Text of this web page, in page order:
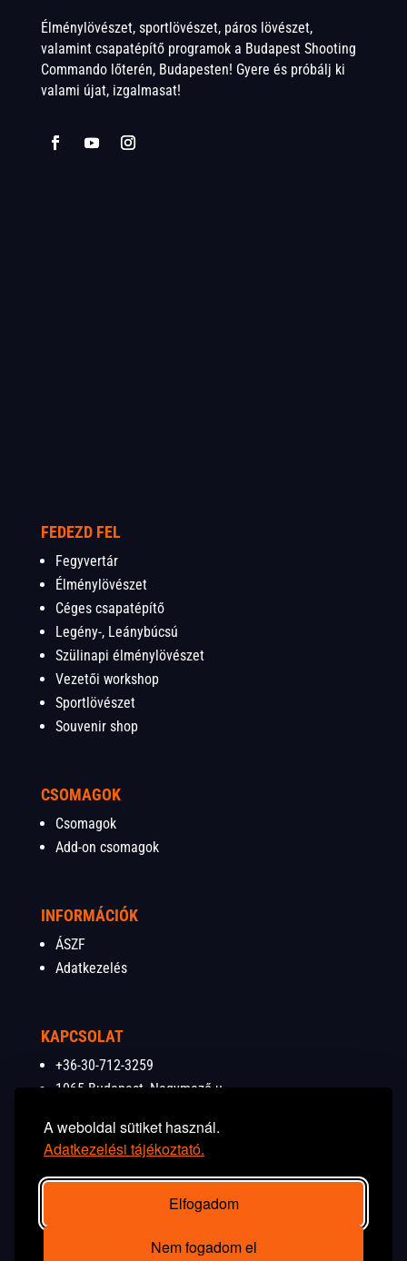
A weboldal sütiket használ.
Adatkezelési tájékoztató.
Elfogadom
Nem fogadom el
Élménylövészet, sportlövészet, páros lövészet,
valamint csapatépítő programok a Budapest Shooting
Commando lőterén, Budapesten! Gyere és próbálj ki
valami újat, izgalmasat!
FEDEZD FEL
Fegyvertár
Élménylövészet
Céges csapatépítő
Legény-, Leánybúcsú
Szülinapi élménylövészet
Vezetői workshop
Sportlövészet
Souvenir shop
CSOMAGOK
Csomagok
Add-on csomagok
INFORMÁCIÓK
ÁSZF
Adatkezelés
KAPCSOLAT
+36-30-712-3259
1065 Budapest, Nagymező u.
info@budapestshooting.eu
Élménylövészet és csapatépítés Budapest